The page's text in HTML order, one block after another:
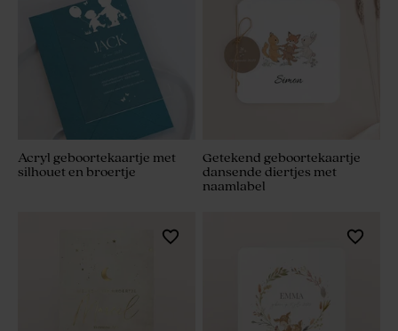
Acryl geboortekaartje met
silhouet en broertje
Getekend geboortekaartje
dansende diertjes met
naamlabel